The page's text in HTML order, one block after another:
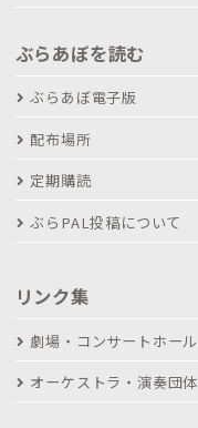
ぶらあぼを読む
ぶらあぼ電子版
配布場所
定期購読
ぶらPAL投稿について
リンク集
劇場・コンサートホール
オーケストラ・演奏団体